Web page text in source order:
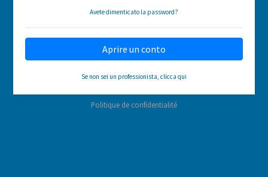
Avete dimenticato la password?
Aprire un conto
Se non sei un professionista, clicca qui
Politique de confidentialité